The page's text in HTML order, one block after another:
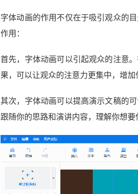
字体动画的作用不仅在于吸引观众的
作用：
首先，字体动画可以引起观众的注意
果，可以让观众的注意力更集中，增加
其次，字体动画可以提高演示文稿的
跟随你的思路和演讲内容，理解你想要